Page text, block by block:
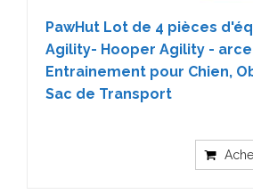
PawHut Lot de 4 pièces
Agility- Hooper Agility -
Entrainement pour Chien,
Sac de Transport